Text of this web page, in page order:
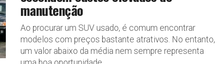
manutenção
Ao procurar um SUV usado, é comum encontrar
modelos com preços bastante atrativos. No entanto,
um valor abaixo da média nem sempre representa